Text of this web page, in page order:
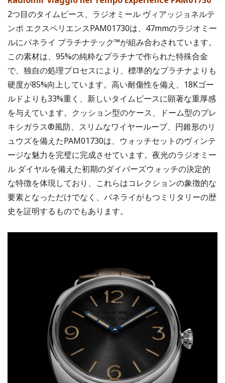
2つ目のタイムピース、ラジオミール ヴィアッジョネルテ
ンポ エクスペリエンスPAM01730は、47mmのラジオミー
ルにパネライ プラチナテック™が組み合わされています。
この素材は、95%の純粋なプラチナで作られた特殊合金
で、独自の処理プロセスにより、標準的なプラチナよりも
硬度が85%向上しています。高い耐傷性を備え、18Kゴー
ルドよりも33%重く、新しいタイムピースに顕著な重厚感
を与えています。クッション型のケース、ドーム型のプレ
キシガラス®風防、スリムなワイヤーループ、円錐形のリ
ュウズを備えたPAM01730は、ウォッチセットのヴィンテ
ージな魅力を完璧に完成させています。夜光のラジオミー
ル ダイヤルを備えた初期のダイバーズウォッチの決定的
な特徴を体現しており、これらはコレクションの象徴的な
要素となっただけでなく、パネライがもつミリタリーの歴
史を証明するものでもあります。